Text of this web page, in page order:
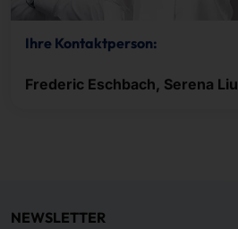
Ihre Kontaktperson:
Frederic Eschbach, Serena
NEWSLETTER